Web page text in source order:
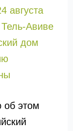
августа
Авиве
дом
об этом